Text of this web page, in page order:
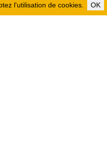
l'utilisation de cookies. OK